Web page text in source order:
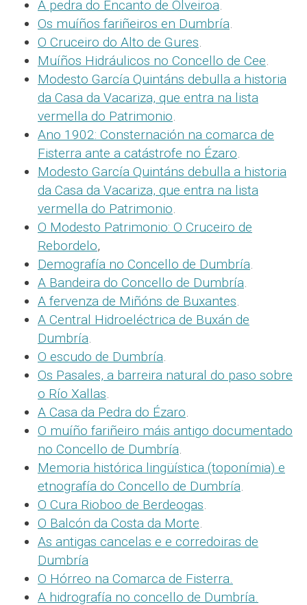
A pedra do Encanto de Olveiroa.
Os muíños fariñeiros en Dumbría.
O Cruceiro do Alto de Gures.
Muíños Hidráulicos no Concello de Cee.
Modesto García Quintáns debulla a historia
da Casa da Vacariza, que entra na lista
vermella do Patrimonio.
Ano 1902: Consternación na comarca de
Fisterra ante a catástrofe no Ézaro.
Modesto García Quintáns debulla a historia
da Casa da Vacariza, que entra na lista
vermella do Patrimonio.
O Modesto Patrimonio: O Cruceiro de
Rebordelo,
Demografía no Concello de Dumbría.
A Bandeira do Concello de Dumbría.
A fervenza de Miñóns de Buxantes.
A Central Hidroeléctrica de Buxán de
Dumbría.
O escudo de Dumbría.
Os Pasales, a barreira natural do paso sobre
o Río Xallas.
A Casa da Pedra do Ézaro.
O muíño fariñeiro máis antigo documentado
no Concello de Dumbría.
Memoria histórica lingüística (toponímia) e
etnografía do Concello de Dumbría.
O Cura Rioboo de Berdeogas.
O Balcón da Costa da Morte.
As antigas cancelas e e corredoiras de
Dumbría
O Hórreo na Comarca de Fisterra.
A hidrografía no concello de Dumbría.